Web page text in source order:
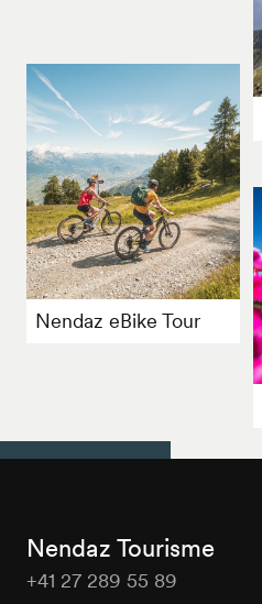
Nendaz eBike Tour
Nendaz Tourisme
+41 27 289 55 89